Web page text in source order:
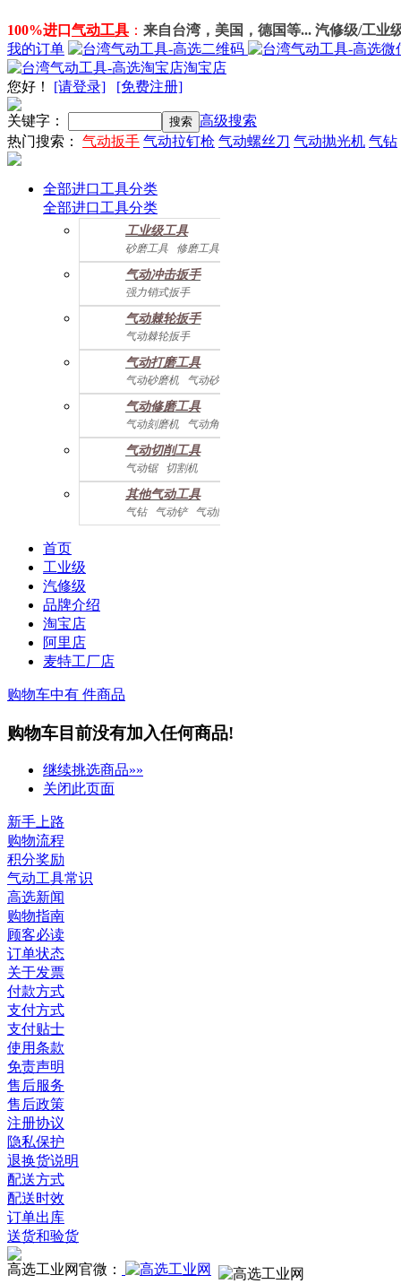
100%进口 气动工具 ： 来自台湾，美国，德国等... 汽修级/工业
我的订单
淘宝店
您好 ！ [请登录] [免费注册]
关键字：
高级搜索
热门搜索： 气动扳手 气动拉钉枪 气动螺丝刀 气动抛光机 气钻
全部进口工具分类
全部进口工具分类
工业级工具
砂磨工具
修磨工具
建筑工具 气动螺丝起子
气动配件
气动冲击扳手
强力销式扳手
双鎚打式扳手
双环锤打式扳手
强力冲击扳手
迷你冲击扳手
直角式冲击扭力扳手
气动棘轮扳手
气动棘轮扳手
迷你棘轮扳手
气动打磨工具
气动砂磨机
气动砂带机
气动抛光机 胎磨/除胶机
气动修磨工具
气动刻磨机 气动角磨机
气动切削工具
气动锯 切割机
气动曲线剪
其他气动工具
气钻 气动铲 气动除锈机
气动拉钉机 气动喷漆枪
首页
工业级
汽修级
品牌介绍
淘宝店
阿里店
麦特工厂店
购物车中有 件商品
购物车目前没有加入任何商品!
继续挑选商品»»
关闭此页面
新手上路
购物流程
积分奖励
气动工具常识
高选新闻
购物指南
顾客必读
订单状态
关于发票
付款方式
支付方式
支付贴士
使用条款
免责声明
售后服务
售后政策
注册协议
隐私保护
退换货说明
配送方式
配送时效
订单出库
送货和验货
高选工业网官微：